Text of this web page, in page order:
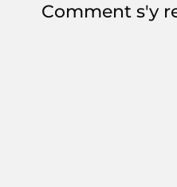
Comment s'y